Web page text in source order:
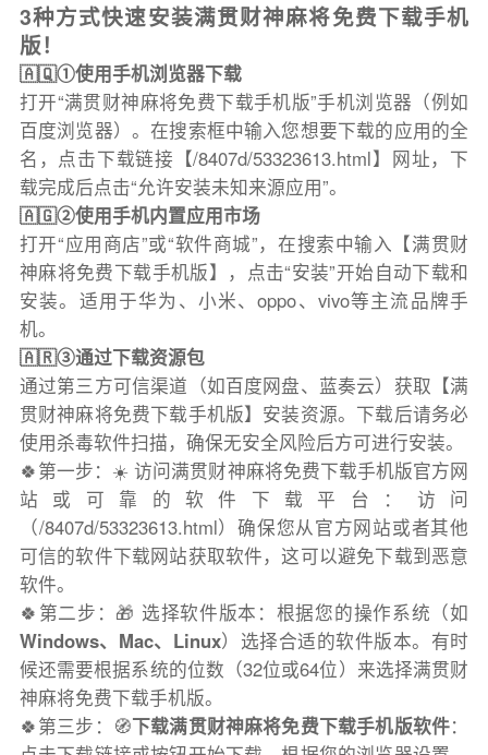
3种方式快速安装满贯财神麻将免费下载手机
版！
🇦🇶①使用手机浏览器下载
打开“满贯财神麻将免费下载手机版”手机浏览器（例如
百度浏览器）。在搜索框中输入您想要下载的应用的全
名，点击下载链接【/8407d/53323613.html】网址，下
载完成后点击“允许安装未知来源应用”。
🇦🇬②使用手机内置应用市场
打开“应用商店”或“软件商城”，在搜索中输入【满贯财
神麻将免费下载手机版】，点击“安装”开始自动下载和
安装。适用于华为、小米、oppo、vivo等主流品牌手
机。
🇦🇷③通过下载资源包
通过第三方可信渠道（如百度网盘、蓝奏云）获取【满
贯财神麻将免费下载手机版】安装资源。下载后请务必
使用杀毒软件扫描，确保无安全风险后方可进行安装。
🍀第一步：☀️ 访问满贯财神麻将免费下载手机版官方网
站或可靠的软件下载平台：访问
（/8407d/53323613.html）确保您从官方网站或者其他
可信的软件下载网站获取软件，这可以避免下载到恶意
软件。
🍀第二步：🎁 选择软件版本：根据您的操作系统（如
Windows、Mac、Linux）选择合适的软件版本。有时
候还需要根据系统的位数（32位或64位）来选择满贯财
神麻将免费下载手机版。
🍀第三步：🧭下载满贯财神麻将免费下载手机版软件：